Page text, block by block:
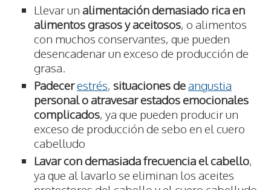
Llevar un alimentación demasiado rica en
alimentos grasos y aceitosos, o alimentos
con muchos conservantes, que pueden
desencadenar un exceso de producción de
grasa.
Padecerestrés, situaciones deangustia
personal o atravesar estados emocionales
complicados, ya que pueden producir un
exceso de producción de sebo en el cuero
cabelludo
Lavar con demasiada frecuencia el cabello,
ya que al lavarlo se eliminan los aceites